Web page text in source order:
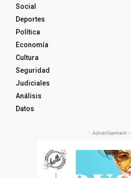
Social
Deportes
Política
Economía
Cultura
Seguridad
Judiciales
Análisis
Datos
- Advertisement -